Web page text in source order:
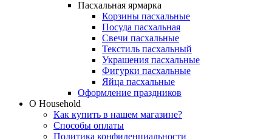
Пасхальная ярмарка
Корзины пасхальные
Посуда пасхальная
Свечи пасхальные
Текстиль пасхальный
Украшения пасхальные
Фигурки пасхальные
Яйца пасхальные
Оформление праздников
О Household
Как купить в нашем магазине?
Способы оплаты
Политика конфиденциальности